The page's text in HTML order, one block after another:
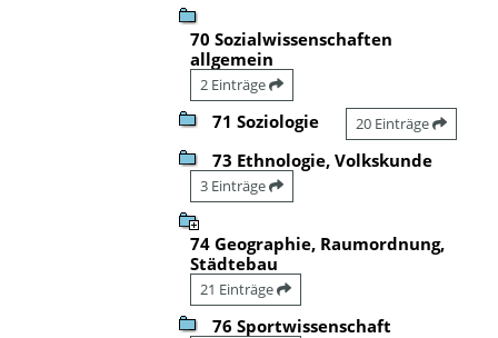
70 Sozialwissenschaften
allgemein
2 Einträge
71 Soziologie 20 Einträge
73 Ethnologie, Volkskunde
3 Einträge
74 Geographie, Raumordnung,
Städtebau
21 Einträge
76 Sportwissenschaft